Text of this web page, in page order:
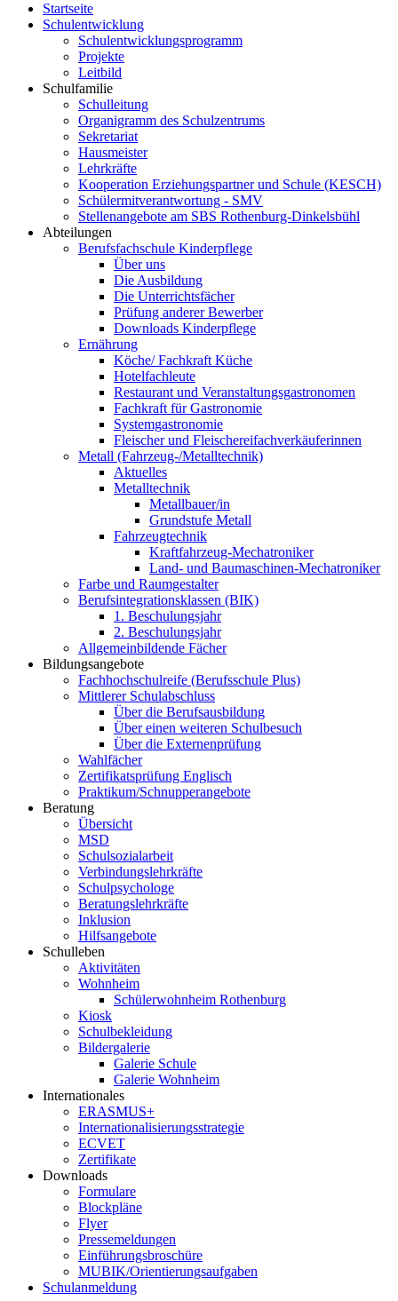
Startseite
Schulentwicklung
Schulentwicklungsprogramm
Projekte
Leitbild
Schulfamilie
Schulleitung
Organigramm des Schulzentrums
Sekretariat
Hausmeister
Lehrkräfte
Kooperation Erziehungspartner und Schule (KESCH)
Schülermitverantwortung - SMV
Stellenangebote am SBS Rothenburg-Dinkelsbühl
Abteilungen
Berufsfachschule Kinderpflege
Über uns
Die Ausbildung
Die Unterrichtsfächer
Prüfung anderer Bewerber
Downloads Kinderpflege
Ernährung
Köche/ Fachkraft Küche
Hotelfachleute
Restaurant und Veranstaltungsgastronomen
Fachkraft für Gastronomie
Systemgastronomie
Fleischer und Fleischereifachverkäuferinnen
Metall (Fahrzeug-/Metalltechnik)
Aktuelles
Metalltechnik
Metallbauer/in
Grundstufe Metall
Fahrzeugtechnik
Kraftfahrzeug-Mechatroniker
Land- und Baumaschinen-Mechatroniker
Farbe und Raumgestalter
Berufsintegrationsklassen (BIK)
1. Beschulungsjahr
2. Beschulungsjahr
Allgemeinbildende Fächer
Bildungsangebote
Fachhochschulreife (Berufsschule Plus)
Mittlerer Schulabschluss
Über die Berufsausbildung
Über einen weiteren Schulbesuch
Über die Externenprüfung
Wahlfächer
Zertifikatsprüfung Englisch
Praktikum/Schnupperangebote
Beratung
Übersicht
MSD
Schulsozialarbeit
Verbindungslehrkräfte
Schulpsychologe
Beratungslehrkräfte
Inklusion
Hilfsangebote
Schulleben
Aktivitäten
Wohnheim
Schülerwohnheim Rothenburg
Kiosk
Schulbekleidung
Bildergalerie
Galerie Schule
Galerie Wohnheim
Internationales
ERASMUS+
Internationalisierungsstrategie
ECVET
Zertifikate
Downloads
Formulare
Blockpläne
Flyer
Pressemeldungen
Einführungsbroschüre
MUBIK/Orientierungsaufgaben
Schulanmeldung